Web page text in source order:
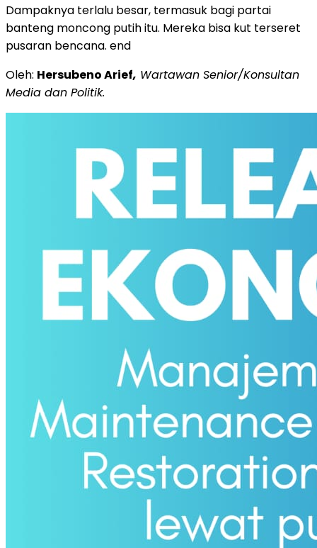
Dampaknya terlalu besar, termasuk bagi partai
banteng moncong putih itu. Mereka bisa kut terseret
pusaran bencana. end
Oleh: Hersubeno Arief, Wartawan Senior/Konsultan
Media dan Politik.